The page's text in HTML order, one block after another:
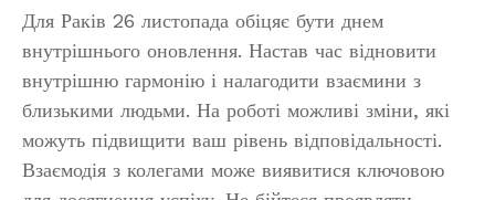
Для Раків 26 листопада обіцяє бути днем
внутрішнього оновлення. Настав час відновити
внутрішню гармонію і налагодити взаємини з
близькими людьми. На роботі можливі зміни, які
можуть підвищити ваш рівень відповідальності.
Взаємодія з колегами може виявитися ключовою